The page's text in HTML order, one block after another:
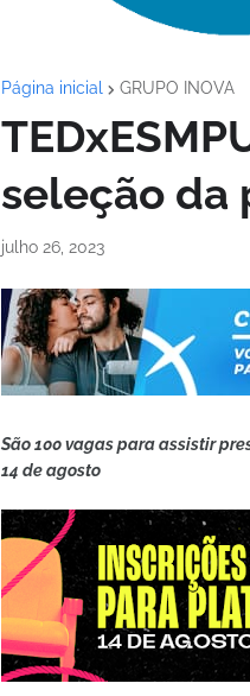
Página inicial GRUPO INOVA
seleção da
julho 26, 2023
São 100 vagas para assistir
14 de agosto